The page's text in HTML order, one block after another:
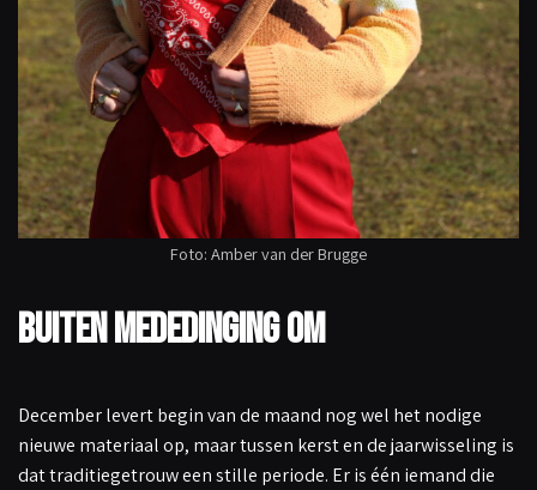
Foto: Amber van der Brugge
Buiten mededinging om
December levert begin van de maand nog wel het nodige
nieuwe materiaal op, maar tussen kerst en de jaarwisseling is
dat traditiegetrouw een stille periode. Er is één iemand die